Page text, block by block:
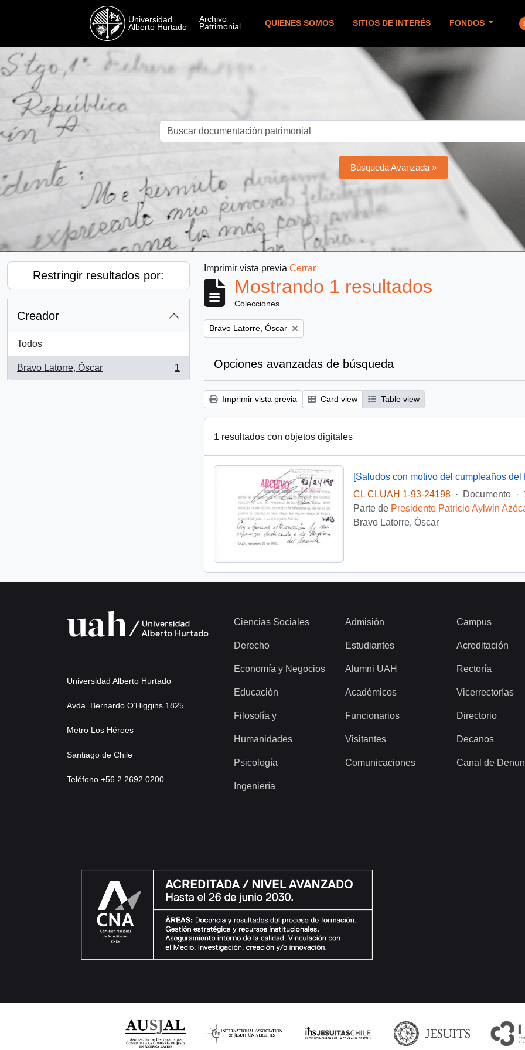
QUIENES SOMOS SITIOS DE INTERÉS FONDOS
Búsqueda Avanzada »
Restringir resultados por:
Creador
Todos
Bravo Latorre, Óscar
, 1 resultados
1
Imprimir vista previa Cerrar
Mostrando 1 resultados
Colecciones
Remove filter:
Bravo Latorre, Óscar
Opciones avanzadas de búsqueda
Imprimir vista previa Card view Table view
1 resultados con objetos digitales
[Saludos con motivo del cumpleaños del
CL CLUAH 1-93-24198
· Documento ·
Parte de Presidente Patricio Aylwin
Bravo Latorre, Óscar
Universidad Alberto Hurtado
Avda. Bernardo O’Higgins 1825
Metro Los Héroes
Santiago de Chile
Teléfono +56 2 2692 0200
Ciencias Sociales
Derecho
Economía y Negocios
Educación
Filosofía y
Humanidades
Psicología
Ingeniería
Admisión
Estudiantes
Alumni UAH
Académicos
Funcionarios
Visitantes
Comunicaciones
Campus
Acreditación
Rectoría
Vicerrectorías
Directorio
Decanos
Canal de